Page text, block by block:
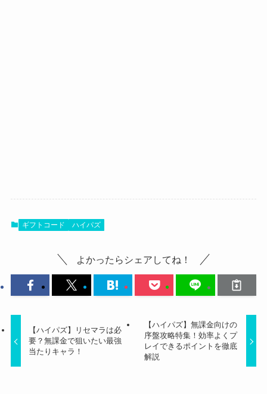
ギフトコード ハイパズ
よかったらシェアしてね！
【ハイパズ】リセマラは必
要？無課金で狙いたい最強
当たりキャラ！
【ハイパズ】無課金向けの
序盤攻略特集！効率よくプ
レイできるポイントを徹底
解説